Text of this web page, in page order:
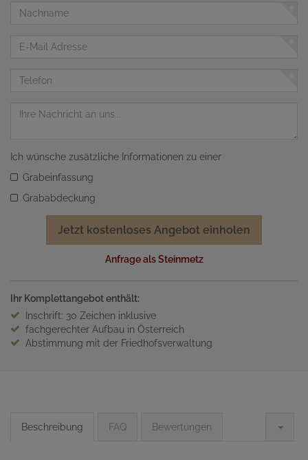
Nachname
Telefon
Nachricht
Ich wünsche zusätzliche Informationen zu einer
Grabeinfassung
Grababdeckung
Jetzt kostenloses Angebot einholen
Anfrage als Steinmetz
Ihr Komplettangebot enthält:
Inschrift: 30 Zeichen inklusive
fachgerechter Aufbau in Österreich
Abstimmung mit der Friedhofsverwaltung
Beschreibung FAQ Bewertungen